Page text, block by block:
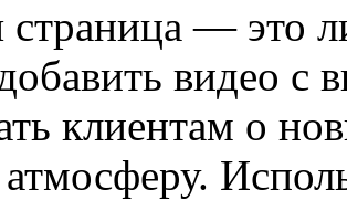
страница — это
видео с
клиентам о
атмосферу.